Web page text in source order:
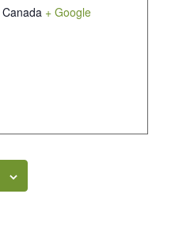
Canada + Google